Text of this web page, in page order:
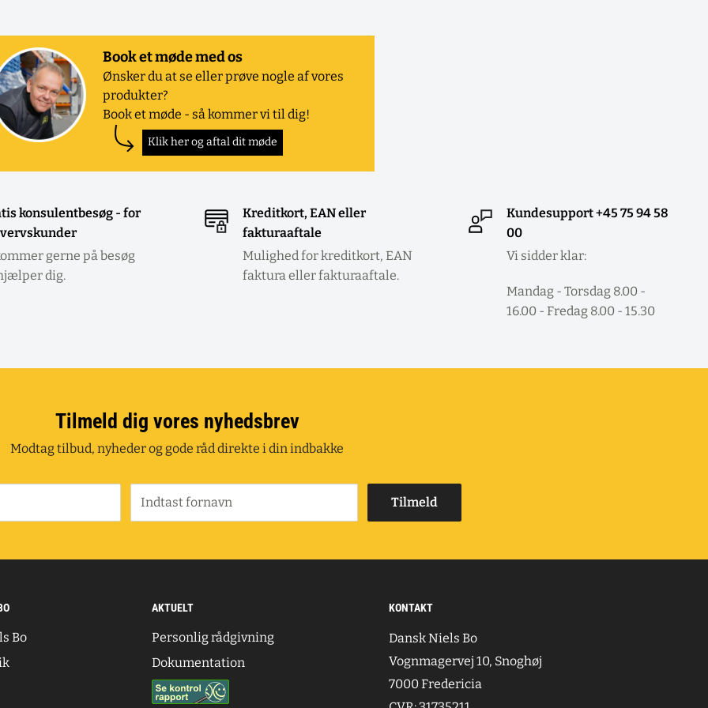
Book et møde med os
Ønsker du at se eller prøve nogle af vores
produkter?
Book et møde - så kommer vi til dig!
Klik her og aftal dit møde
konsulentbesøg - for
gerne på besøg
dig.
Kreditkort, EAN eller
fakturaaftale
Mulighed for kreditkort, EAN
faktura eller fakturaaftale.
Kundesupport +45 75 94 58
00
Vi sidder klar:
Mandag - Torsdag 8.00 -
16.00 - Fredag 8.00 - 15.30
Tilmeld dig vores nyhedsbrev
Modtag tilbud, nyheder og gode råd direkte i din indbakke
Indtast fornavn Tilmeld
Bo
AKTUELT
Personlig rådgivning
Dokumentation
KONTAKT
Dansk Niels Bo
Vognmagervej 10, Snoghøj
7000 Fredericia